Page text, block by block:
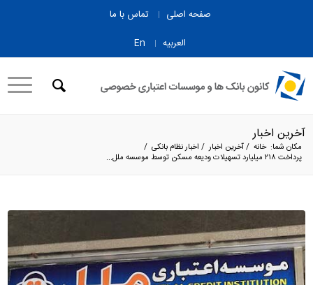
صفحه اصلی
تماس با ما
العربیه
En
آخرین اخبار
مکان شما: خانه /آخرین اخبار / اخبار نظام بانکی /
پرداخت ۲۱۸ میلیارد تسهیلات ودیعه مسکن توسط موسسه ملل...